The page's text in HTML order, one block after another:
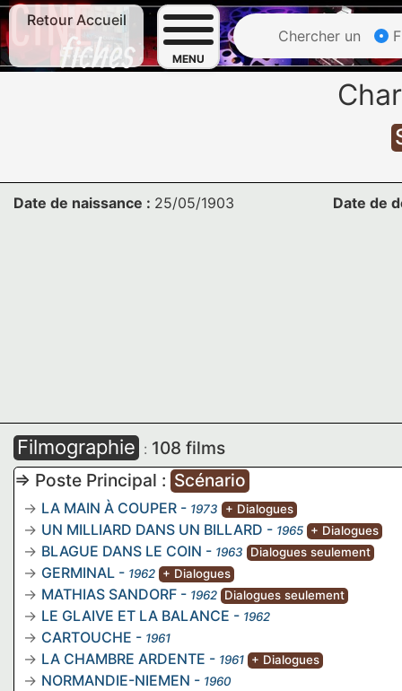
Retour Accueil
MENU
Chercher un
Date de naissance : 25/05/1903 Date de
Filmographie : 108 films
=> Poste Principal : Scénario
LA MAIN À COUPER - 1973 + Dialogues
UN MILLIARD DANS UN BILLARD - 1965 + Dialogues
BLAGUE DANS LE COIN - 1963 Dialogues seulement
GERMINAL - 1962 + Dialogues
MATHIAS SANDORF - 1962 Dialogues seulement
LE GLAIVE ET LA BALANCE - 1962
CARTOUCHE - 1961
LA CHAMBRE ARDENTE - 1961 + Dialogues
NORMANDIE-NIEMEN - 1960